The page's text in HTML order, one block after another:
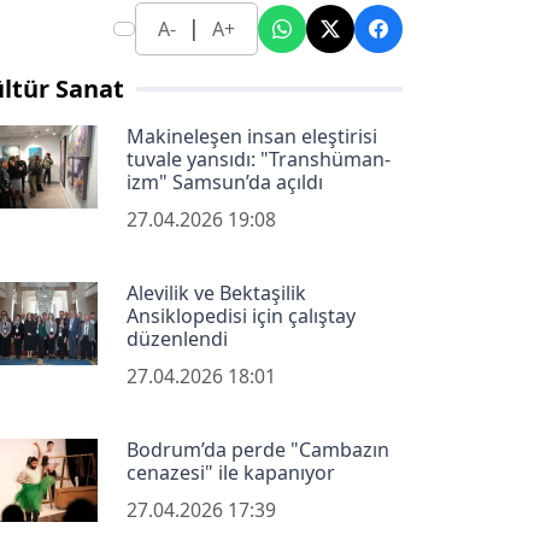
A- | A+
Sanat
Makineleşen insan eleştirisi
tuvale yansıdı: "Transhüman-
izm" Samsun’da açıldı
27.04.2026 19:08
Alevilik ve Bektaşilik
Ansiklopedisi için çalıştay
düzenlendi
27.04.2026 18:01
Bodrum’da perde "Cambazın
cenazesi" ile kapanıyor
27.04.2026 17:39